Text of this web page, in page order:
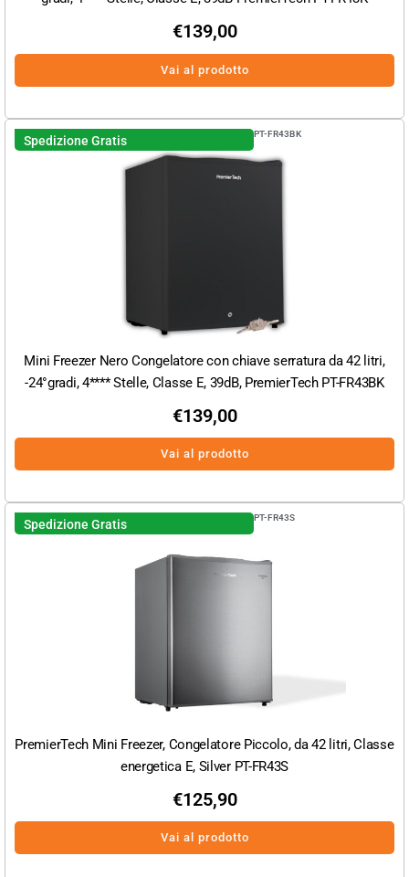
€139,00
Vai al prodotto
Spedizione Gratis PT-FR43BK
Mini Freezer Nero Congelatore con chiave serratura da 42 litri,
-24°gradi, 4**** Stelle, Classe E, 39dB, PremierTech PT-FR43BK
€139,00
Vai al prodotto
Spedizione Gratis PT-FR43S
PremierTech Mini Freezer, Congelatore Piccolo, da 42 litri, Classe
energetica E, Silver PT-FR43S
€125,90
Vai al prodotto